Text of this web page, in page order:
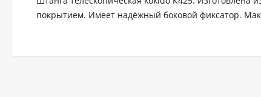
покрытием. Имеет надёжный боковой фиксатор.